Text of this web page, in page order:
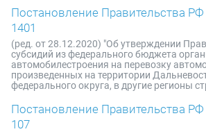
Постановление Правительства РФ
1401
(ред. от 28.12.2020) "Об утверждении
субсидий из федерального бюджета
автомобилестроения на перевозку
произведенных на территории
федерального округа, в другие регионы
Постановление Правительства РФ
107